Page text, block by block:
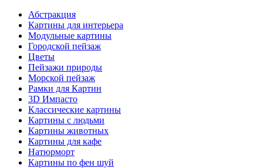
Абстракция
Картины для интерьера
Модульные картины
Городской пейзаж
Цветы
Пейзажи природы
Морской пейзаж
Рамки для Картин
3D Импасто
Классические картины
Картины с людьми
Картины животных
Картины для кафе
Натюрморт
Картины по фен шуй